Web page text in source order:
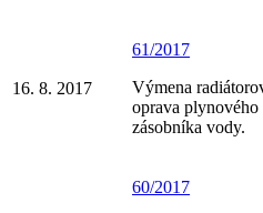
16. 8. 2017
61/2017
Výmena
oprava plynového
zásobníka vody.
60/2017